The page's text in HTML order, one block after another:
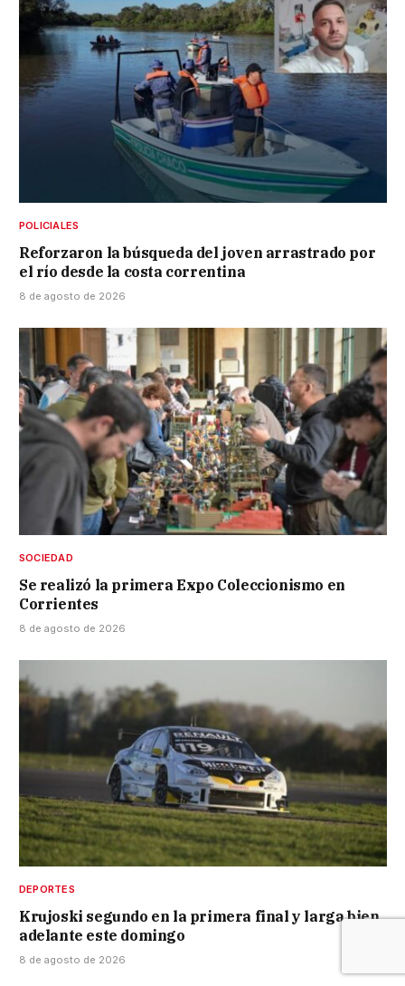
POLICIALES
Reforzaron la búsqueda del joven arrastrado por
el río desde la costa correntina
8 de agosto de 2026
SOCIEDAD
Se realizó la primera Expo Coleccionismo en
Corrientes
8 de agosto de 2026
DEPORTES
Krujoski segundo en la primera final y larga bien
adelante este domingo
8 de agosto de 2026